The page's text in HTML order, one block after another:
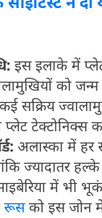
इस इलाके में
को जन्म
सक्रिय
टेक्टोनिक्स
अलास्का में हर
ज्यादातर हल्के
में भी
रूसको इस जोन